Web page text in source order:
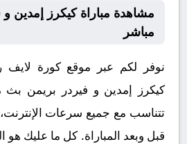
مشاهدة مباراة كيكرز إمدين
مباشر
نوفر لكم عبر موقع كورة لايف
كيكرز إمدين و فيردر بريمن بث
تتناسب مع جميع سرعات الإنترنت،
قبل وبعد المباراة. كل ما عليك